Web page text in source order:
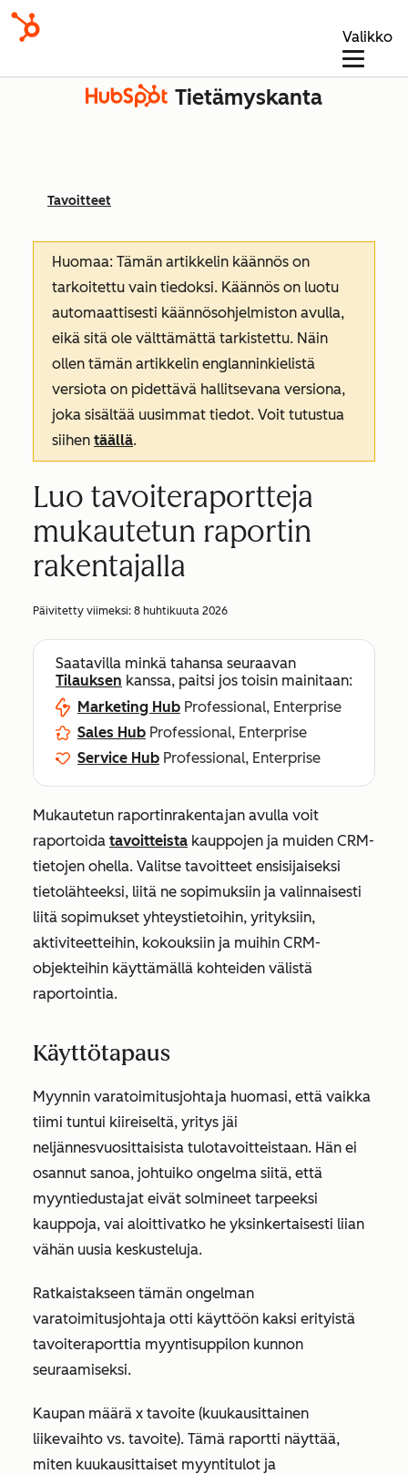
Valikko
Tietämyskanta
Tavoitteet
Huomaa: Tämän artikkelin käännös on
tarkoitettu vain tiedoksi. Käännös on luotu
automaattisesti käännösohjelmiston avulla,
eikä sitä ole välttämättä tarkistettu. Näin
ollen tämän artikkelin englanninkielistä
versiota on pidettävä hallitsevana versiona,
joka sisältää uusimmat tiedot. Voit tutustua
siihen täällä.
Luo tavoiteraportteja
mukautetun raportin
rakentajalla
Päivitetty viimeksi: 8 huhtikuuta 2026
Saatavilla minkä tahansa seuraavan
Tilauksen kanssa, paitsi jos toisin mainitaan:
Marketing Hub Professional, Enterprise
Sales Hub Professional, Enterprise
Service Hub Professional, Enterprise
Mukautetun raportinrakentajan avulla voit
raportoida tavoitteista kauppojen ja muiden CRM-
tietojen ohella. Valitse tavoitteet ensisijaiseksi
tietolähteeksi, liitä ne sopimuksiin ja valinnaisesti
liitä sopimukset yhteystietoihin, yrityksiin,
aktiviteetteihin, kokouksiin ja muihin CRM-
objekteihin käyttämällä kohteiden välistä
raportointia.
Käyttötapaus
Myynnin varatoimitusjohtaja huomasi, että vaikka
tiimi tuntui kiireiseltä, yritys jäi
neljännesvuosittaisista tulotavoitteistaan. Hän ei
osannut sanoa, johtuiko ongelma siitä, että
myyntiedustajat eivät solmineet tarpeeksi
kauppoja, vai aloittivatko he yksinkertaisesti liian
vähän uusia keskusteluja.
Ratkaistakseen tämän ongelman
varatoimitusjohtaja otti käyttöön kaksi erityistä
tavoiteraporttia myyntisuppilon kunnon
seuraamiseksi.
Kaupan määrä x tavoite (kuukausittainen
liikevaihto vs. tavoite). Tämä raportti näyttää,
miten kuukausittaiset myyntitulot ja